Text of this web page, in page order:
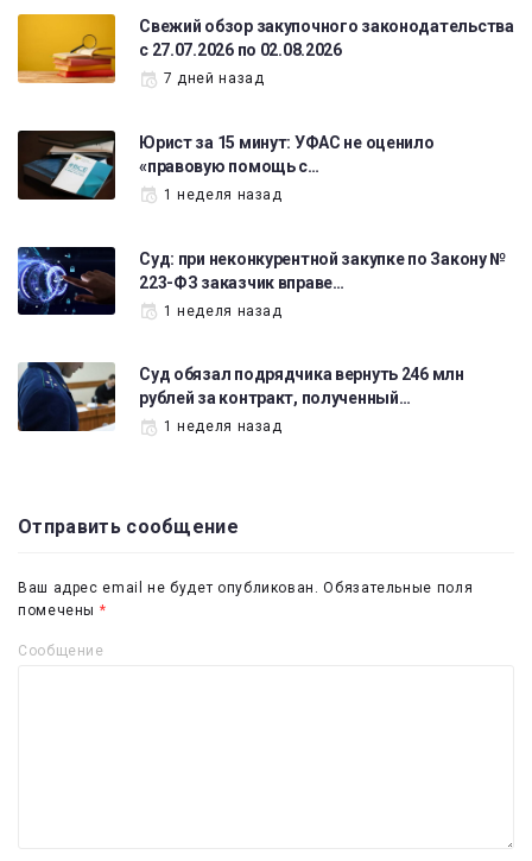
Свежий обзор закупочного законодательства
с 27.07.2026 по 02.08.2026
7 дней назад
Юрист за 15 минут: УФАС не оценило
«правовую помощь с…
1 неделя назад
Суд: при неконкурентной закупке по Закону №
223-ФЗ заказчик вправе…
1 неделя назад
Суд обязал подрядчика вернуть 246 млн
рублей за контракт, полученный…
1 неделя назад
Отправить сообщение
Ваш адрес email не будет опубликован. Обязательные поля
помечены *
Сообщение